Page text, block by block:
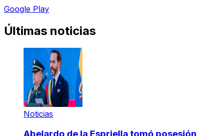
Google Play
Últimas noticias
Noticias
Abelardo de la Espriella tomó posesión